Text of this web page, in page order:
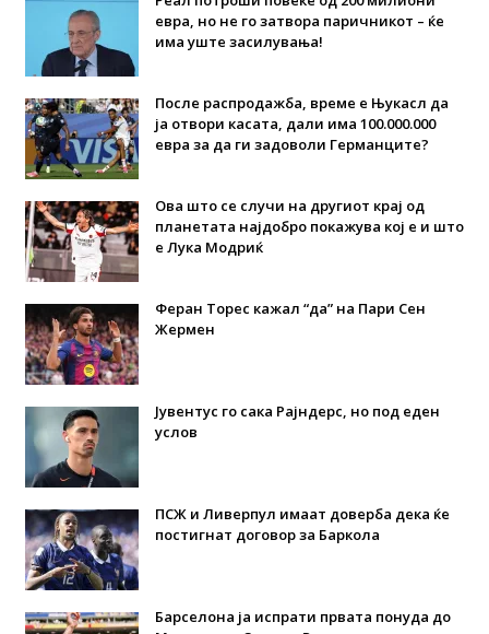
евра, но не го затвора паричникот – ќе
има уште засилувања!
После распродажба, време е Њукасл да
ја отвори касата, дали има 100.000.000
евра за да ги задоволи Германците?
Ова што се случи на другиот крај од
планетата најдобро покажува кој е и што
е Лука Модриќ
Феран Торес кажал “да” на Пари Сен
Жермен
Јувентус го сака Рајндерс, но под еден
услов
ПСЖ и Ливерпул имаат доверба дека ќе
постигнат договор за Баркола
Барселона ја испрати првата понуда до